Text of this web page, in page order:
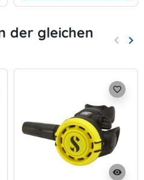
der gleichen
Zurück
keyboard_arrow_left keyboard_arrow_right
visibility
favorite_border